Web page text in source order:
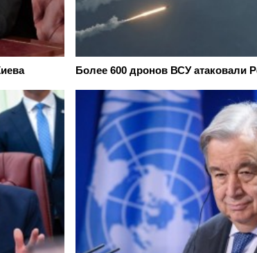
Более 600 дронов ВСУ атаковали